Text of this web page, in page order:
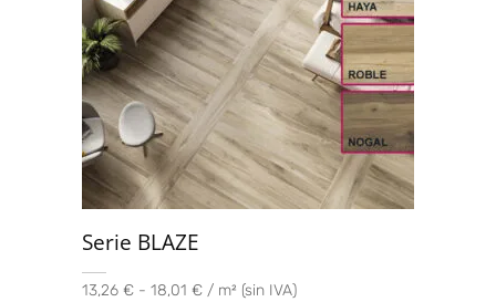
Serie BLAZE
13,26 € - 18,01 € / m² (sin IVA)